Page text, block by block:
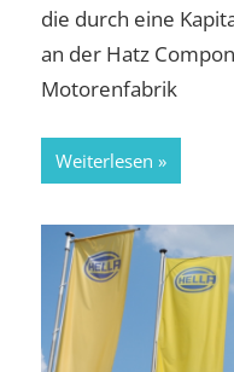
die durch eine
an der Hatz
Motorenfabrik
Weiterlesen